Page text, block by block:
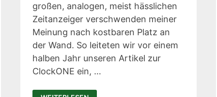
großen, analogen, meist hässlichen
Zeitanzeiger verschwenden meiner
Meinung nach kostbaren Platz an
der Wand. So leiteten wir vor einem
halben Jahr unseren Artikel zur
ClockONE ein, …
ALBERT